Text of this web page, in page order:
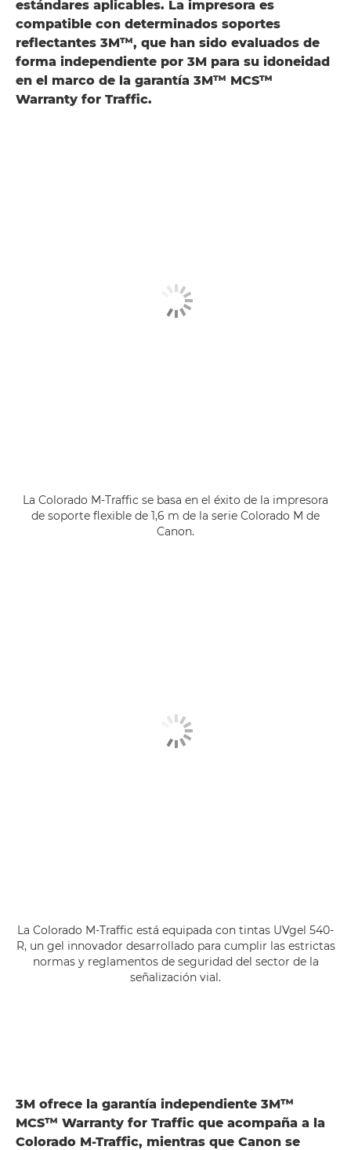
estándares aplicables. La impresora es
compatible con determinados soportes
reflectantes 3M™, que han sido evaluados de
forma independiente por 3M para su idoneidad
en el marco de la garantía 3M™ MCS™
Warranty for Traffic.
La Colorado M-Traffic se basa en el éxito de la impresora
de soporte flexible de 1,6 m de la serie Colorado M de
Canon.
La Colorado M-Traffic está equipada con tintas UVgel 540-
R, un gel innovador desarrollado para cumplir las estrictas
normas y reglamentos de seguridad del sector de la
señalización vial.
3M ofrece la garantía independiente 3M™
MCS™ Warranty for Traffic que acompaña a la
Colorado M-Traffic, mientras que Canon se